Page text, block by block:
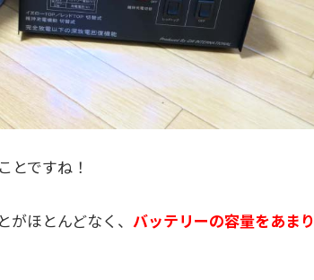
とですね！
ほとんどなく、 バッテリーの容量をあまり